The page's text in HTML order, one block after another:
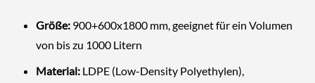
Größe:900+600x1800 mm, geeignet für ein Volumen
von bis zu 1000 Litern
Material:LDPE (Low-Density Polyethylen),